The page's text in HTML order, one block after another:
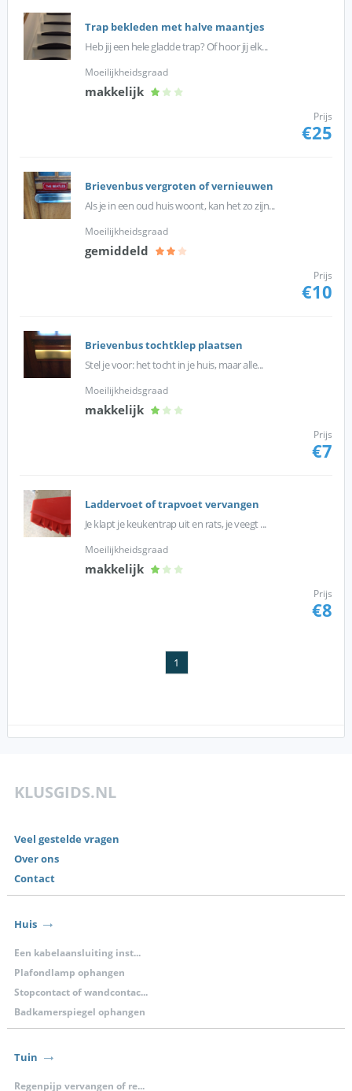
Trap bekleden met halve maantjes
Heb jij een hele gladde trap? Of hoor jij elk...
Moeilijkheidsgraad
makkelijk
Prijs
€25
Brievenbus vergroten of vernieuwen
Als je in een oud huis woont, kan het zo zijn...
Moeilijkheidsgraad
gemiddeld
Prijs
€10
Brievenbus tochtklep plaatsen
Stel je voor: het tocht in je huis, maar alle...
Moeilijkheidsgraad
makkelijk
Prijs
€7
Laddervoet of trapvoet vervangen
Je klapt je keukentrap uit en rats, je veegt ...
Moeilijkheidsgraad
makkelijk
Prijs
€8
1
KLUSGIDS.NL
Veel gestelde vragen
Over ons
Contact
Huis
Een kabelaansluiting inst...
Plafondlamp ophangen
Stopcontact of wandcontac...
Badkamerspiegel ophangen
Tuin
Regenpijp vervangen of re...